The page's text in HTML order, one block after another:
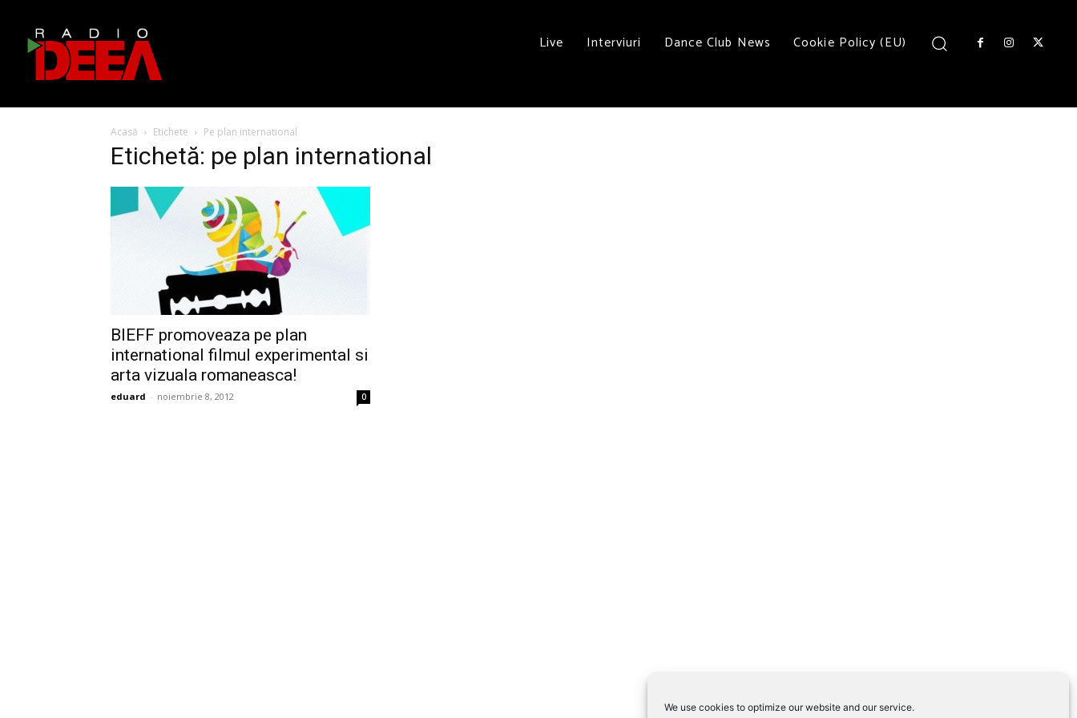
We use cookies to optimize our website and our service.
Live Interviuri Dance Club News Cookie Policy (EU)
Acasă Etichete Pe plan international
Etichetă: pe plan international
BIEFF promoveaza pe plan
international filmul experimental si
arta vizuala romaneasca!
eduard - noiembrie 8, 2012 0